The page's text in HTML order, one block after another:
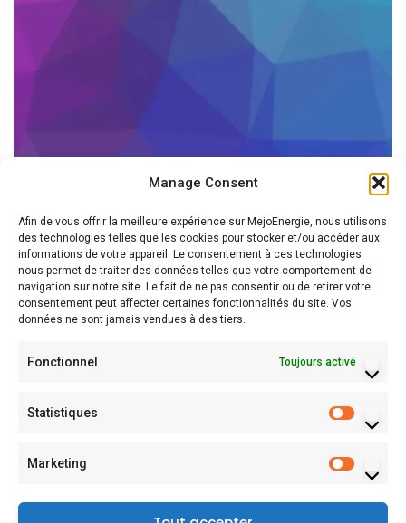
Manage Consent
Afin de vous offrir la meilleure expérience sur MejoEnergie, nous utilisons
des technologies telles que les cookies pour stocker et/ou accéder aux
informations de votre appareil. Le consentement à ces technologies
nous permet de traiter des données telles que votre comportement de
navigation sur notre site. Le fait de ne pas consentir ou de retirer votre
consentement peut affecter certaines fonctionnalités du site. Vos
données ne sont jamais vendues à des tiers.
Fonctionnel Toujours activé
Statistiques
Marketing